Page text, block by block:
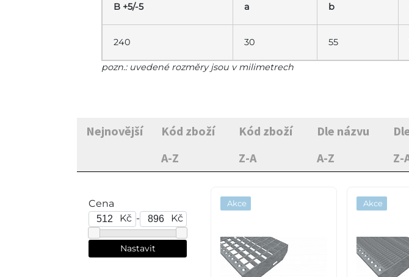
B +5/-5 a b
240 30 55
pozn.: uvedené rozměry jsou v milimetrech
Nejnovější
Kód zboží
A-Z
Kód zboží
Z-A
Dle názvu
A-Z
Z-
Cena
Kč - Kč
Akce Akce